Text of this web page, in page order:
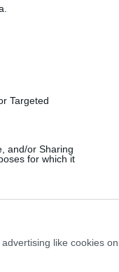
Targeted
and/or Sharing
for which it
like cookies on
viselkedése
attól, mit